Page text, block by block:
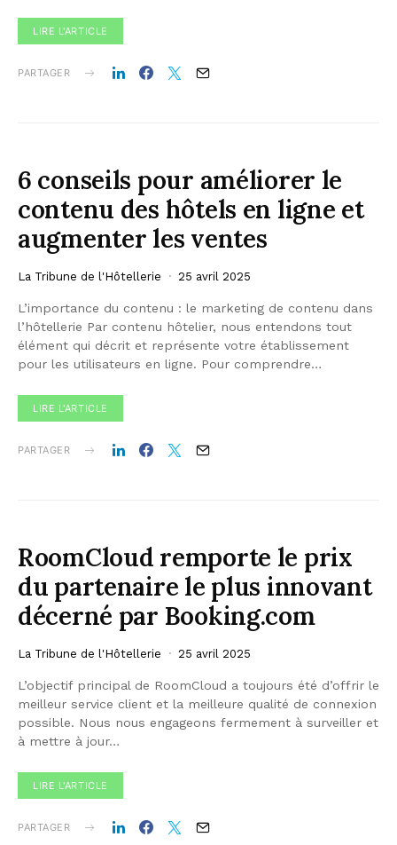
LIRE L'ARTICLE
PARTAGER
6 conseils pour améliorer le
contenu des hôtels en ligne et
augmenter les ventes
La Tribune de l'Hôtellerie 25 avril 2025
L’importance du contenu : le marketing de contenu dans
l’hôtellerie Par contenu hôtelier, nous entendons tout
élément qui décrit et représente votre établissement
pour les utilisateurs en ligne. Pour comprendre…
LIRE L'ARTICLE
PARTAGER
RoomCloud remporte le prix
du partenaire le plus innovant
décerné par Booking.com
La Tribune de l'Hôtellerie 25 avril 2025
L’objectif principal de RoomCloud a toujours été d’offrir le
meilleur service client et la meilleure qualité de connexion
possible. Nous nous engageons fermement à surveiller et
à mettre à jour…
LIRE L'ARTICLE
PARTAGER